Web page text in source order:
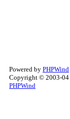
Powered by PHPWind
Copyright © 2003-04
PHPWind